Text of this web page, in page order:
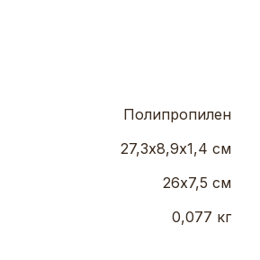
Полипропилен
27,3х8,9х1,4 см
26х7,5 см
0,077 кг